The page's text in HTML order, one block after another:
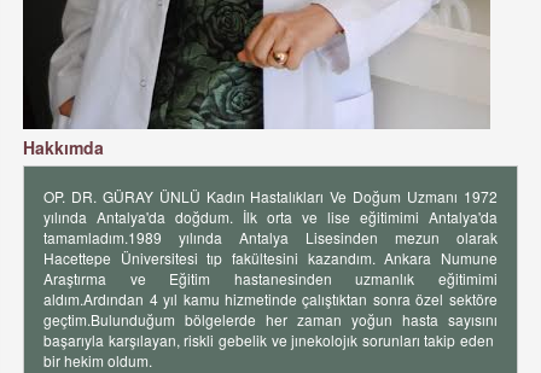
Hakkımda
OP. DR. GÜRAY ÜNLÜ Kadın Hastalıkları Ve Doğum Uzmanı 1972
yılında Antalya'da doğdum. İlk orta ve lise eğitimimi Antalya'da
tamamladım.1989 yılında Antalya Lisesinden mezun olarak
Hacettepe Üniversitesi tıp fakültesini kazandım. Ankara Numune
Araştırma ve Eğitim hastanesinden uzmanlık eğitimimi
aldım.Ardından 4 yıl kamu hizmetinde çalıştıktan sonra özel sektöre
geçtim.Bulunduğum bölgelerde her zaman yoğun hasta sayısını
başarıyla karşılayan, riskli gebelik ve jınekolojık sorunları takip eden
bir hekim oldum.